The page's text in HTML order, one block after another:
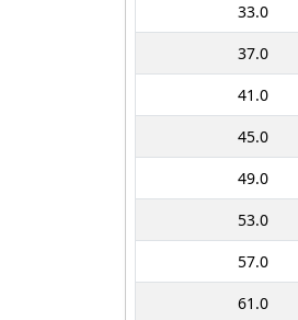
33.0
37.0
41.0
45.0
49.0
53.0
57.0
61.0